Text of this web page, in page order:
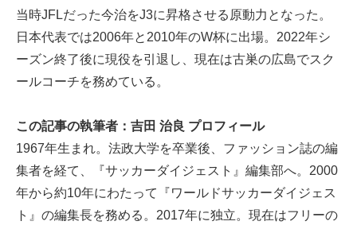
当時JFLだった今治をJ3に昇格させる原動力となった。
日本代表では2006年と2010年のW杯に出場。2022年シ
ーズン終了後に現役を引退し、現在は古巣の広島でスク
ールコーチを務めている。
この記事の執筆者：吉田 治良 プロフィール
1967年生まれ。法政大学を卒業後、ファッション誌の編
集者を経て、『サッカーダイジェスト』編集部へ。2000
年から約10年にわたって『ワールドサッカーダイジェス
ト』の編集長を務める。2017年に独立。現在はフリーの